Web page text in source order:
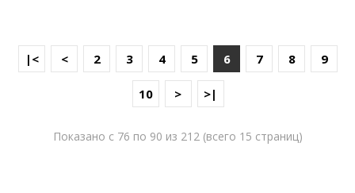
|< < 2 3 4 5 6 7 8 9
10 > >|
Показано с 76 по 90 из 212 (всего 15 страниц)